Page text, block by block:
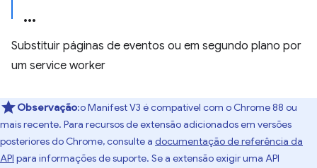
Substituir páginas de eventos ou em segundo plano por
um service worker
Observação:o Manifest V3 é compatível com o Chrome 88 ou
mais recente. Para recursos de extensão adicionados em versões
posteriores do Chrome, consulte a documentação de referência da
API para informações de suporte. Se a extensão exigir uma API